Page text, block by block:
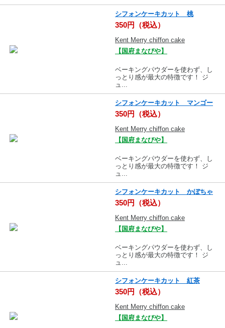
シフォンケーキカット 桃
350円（税込）
Kent Merry chiffon cake
【国府まなびや】
ベーキングパウダーを使わず、し
っとり感が最大の特徴です！ ジ
ュ...
シフォンケーキカット マンゴー
350円（税込）
Kent Merry chiffon cake
【国府まなびや】
ベーキングパウダーを使わず、し
っとり感が最大の特徴です！ ジ
ュ...
シフォンケーキカット かぼちゃ
350円（税込）
Kent Merry chiffon cake
【国府まなびや】
ベーキングパウダーを使わず、し
っとり感が最大の特徴です！ ジ
ュ...
シフォンケーキカット 紅茶
350円（税込）
Kent Merry chiffon cake
【国府まなびや】